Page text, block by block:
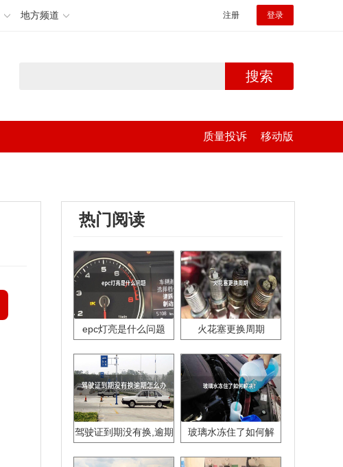
地方频道 注册 登录
搜索
质量投诉 移动版
热门阅读
epc灯亮是什么问题 火花塞更换周期
驾驶证到期没有换,逾期
玻璃水冻住了如何解